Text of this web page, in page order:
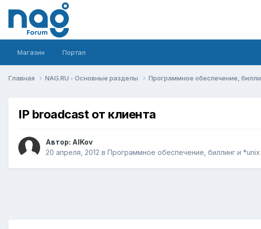
Магазин Портал
Главная NAG.RU - Основные разделы Программное обеспечение,
IP broadcast от клиента
Автор: AlKov
20 апреля, 2012 в Программное обеспечение, биллинг и